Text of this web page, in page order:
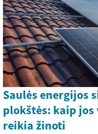
Saulės energijos
plokštės: kaip
reikia žinoti